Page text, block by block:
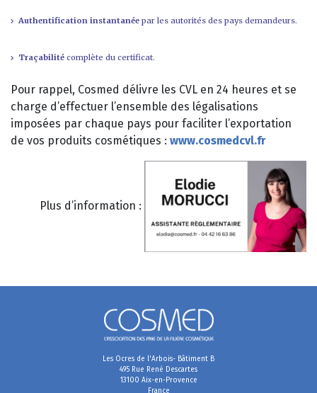
Authentification instantanée par les autorités des pays demandeurs.
Traçabilité complète du certificat.
Pour rappel, Cosmed délivre les CVL en 24 heures et se
charge d’effectuer l’ensemble des légalisations
imposées par chaque pays pour faciliter l’exportation
de vos produits cosmétiques : www.cosmedcvl.fr
Plus d’information :
Les Ocres de l'Arbois- Bâtiment B
495 Rue René Descartes
13100 Aix-en-Provence
France